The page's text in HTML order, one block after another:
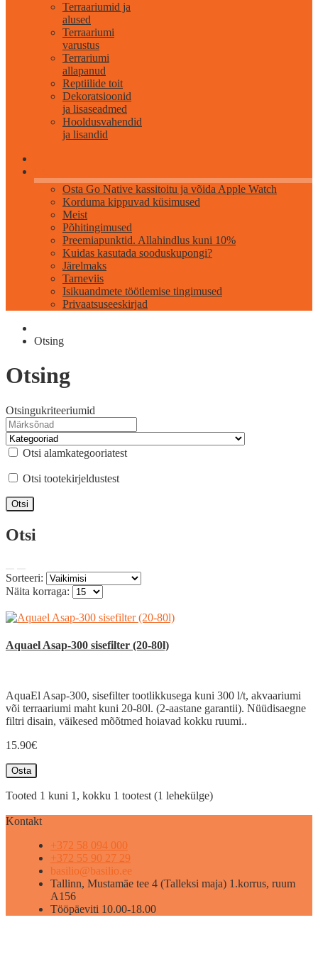
Terraariumid ja
alused
Terraariumi
varustus
Terrariumi
allapanud
Reptiilide toit
Dekoratsioonid
ja lisaseadmed
Hooldusvahendid
ja lisandid
Osta Go Native kassitoitu ja võida Apple Watch
Korduma kippuvad küsimused
Meist
Põhitingimused
Preemiapunktid. Allahindlus kuni 10%
Kuidas kasutada sooduskupongi?
Järelmaks
Tarneviis
Isikuandmete töötlemise tingimused
Privaatsuseeskirjad
Otsing
Otsing
Otsingukriteeriumid
Otsi alamkategooriatest
Otsi tootekirjeldustest
Otsi
Sorteeri:
Näita korraga:
Aquael Asap-300 sisefilter (20-80l)
AquaEl Asap-300, sisefilter tootlikkusega kuni 300 l/t, akvaariumi
või terraariumi maht kuni 20-80l. (2-aastane garantii). Nüüdisaegne
filtri disain, väikesed mõõtmed hoiavad kokku ruumi..
15.90€
Osta
Tooted 1 kuni 1, kokku 1 tootest (1 lehekülge)
Kontakt
+372 58 094 000
+372 55 90 27 29
basilio@basilio.ee
Tallinn, Mustamäe tee 4 (Talleksi maja) 1.korrus, ruum
A156
Tööpäeviti 10.00-18.00